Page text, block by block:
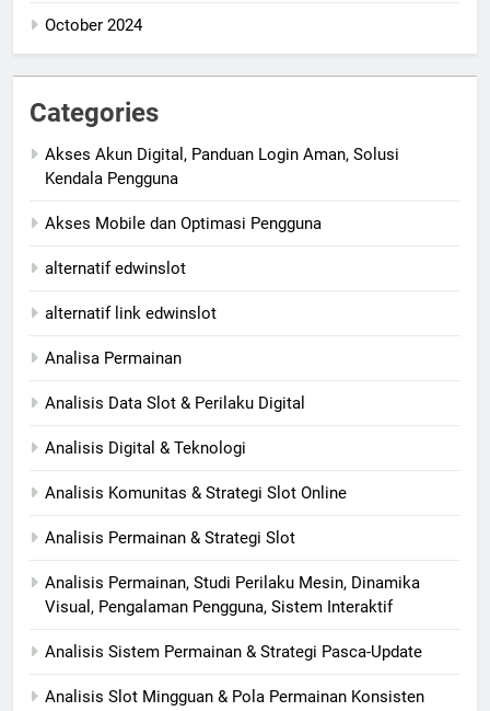
October 2024
Categories
Akses Akun Digital, Panduan Login Aman, Solusi
Kendala Pengguna
Akses Mobile dan Optimasi Pengguna
alternatif edwinslot
alternatif link edwinslot
Analisa Permainan
Analisis Data Slot & Perilaku Digital
Analisis Digital & Teknologi
Analisis Komunitas & Strategi Slot Online
Analisis Permainan & Strategi Slot
Analisis Permainan, Studi Perilaku Mesin, Dinamika
Visual, Pengalaman Pengguna, Sistem Interaktif
Analisis Sistem Permainan & Strategi Pasca-Update
Analisis Slot Mingguan & Pola Permainan Konsisten